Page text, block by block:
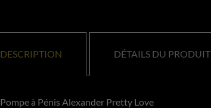
DESCRIPTION DÉTAILS DU PRODUIT
Pompe à Pénis Alexander Pretty Love